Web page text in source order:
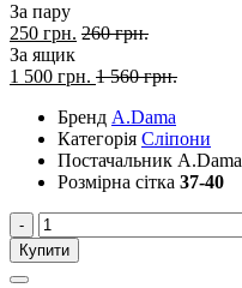
За пару
250 грн. 260 грн.
За ящик
1 500 грн. 1 560 грн.
Бренд A.Dama
Категорія Сліпони
Постачальник A.Dama
Розмірна сітка 37-40
-
Купити